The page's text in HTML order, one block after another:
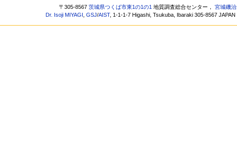
〒305-8567茨城県つくば市東1の1の1 地質調査総合センター，宮城磯治
Dr. Isoji MIYAGI ,GSJ/AIST, 1-1-1-7 Higashi, Tsukuba, Ibaraki 305-8567 JAPAN